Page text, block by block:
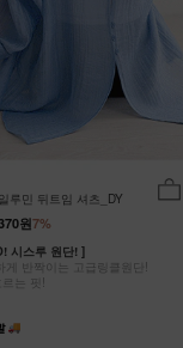
루민 뒤트임 셔츠_DY
7%
원
시스루 원단! ]
게 반짝이는 고급링클원단!
는 핏!